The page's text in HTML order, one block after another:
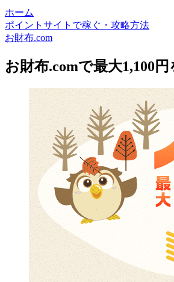
ホーム
ポイントサイトで稼ぐ・攻略方法
お財布.com
お財布.comで最大1,100